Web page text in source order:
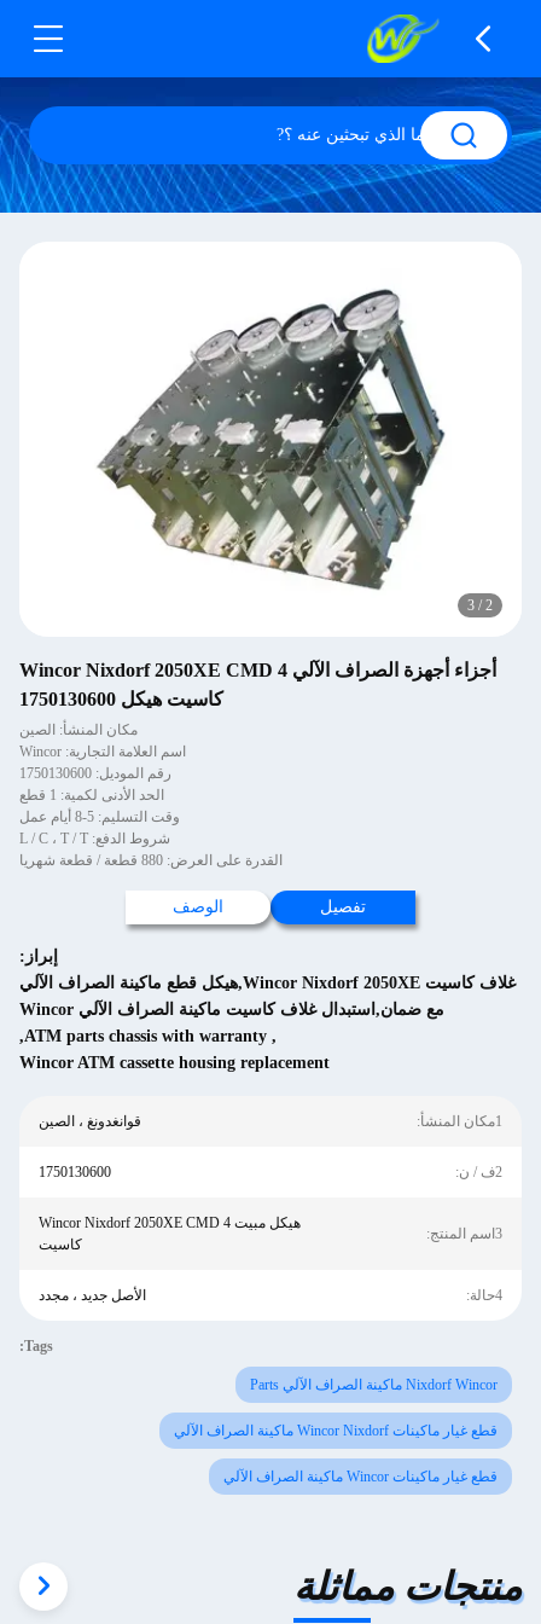
2
/
3
أجزاء أجهزة الصراف الآلي Wincor Nixdorf 2050XE CMD 4
كاسيت هيكل 1750130600
مكان المنشأ: الصين
اسم العلامة التجارية: Wincor
رقم الموديل: 1750130600
الحد الأدنى لكمية: 1 قطع
وقت التسليم: 5-8 أيام عمل
شروط الدفع: L / C ، T / T
القدرة على العرض: 880 قطعة / قطعة شهريا
تفصيل الوصف
إبراز:
غلاف كاسيت Wincor Nixdorf 2050XE,هيكل قطع ماكينة الصراف الآلي
مع ضمان,استبدال غلاف كاسيت ماكينة الصراف الآلي Wincor
,
ATM parts chassis with warranty
,
Wincor ATM cassette housing replacement
1مكان المنشأ: قوانغدونغ ، الصين
2ف / ن: 1750130600
3اسم المنتج:
هيكل مبيت Wincor Nixdorf 2050XE CMD 4
كاسيت
4حالة: الأصل جديد ، مجدد
Tags:
Nixdorf Wincor ماكينة الصراف الآلي Parts
قطع غيار ماكينات Wincor Nixdorf ماكينة الصراف الآلي
قطع غيار ماكينات Wincor ماكينة الصراف الآلي
منتجات مماثلة